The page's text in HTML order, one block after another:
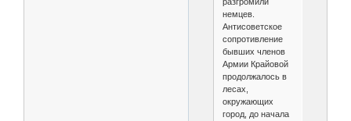
разгромили
немцев.
Антисоветское
сопротивление
бывших членов
Армии Крайовой
продолжалось в
лесах,
окружающих
город, до начала